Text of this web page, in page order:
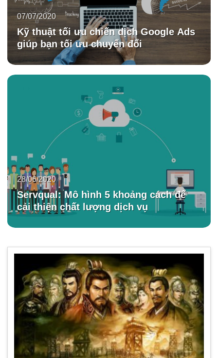
Kỹ thuật tối ưu chiến dịch Google Ads
giúp bạn tối ưu chuyển đổi
07/07/2020
Servqual: Mô hình 5 khoảng cách để
cải thiện chất lượng dịch vụ
28/06/2020